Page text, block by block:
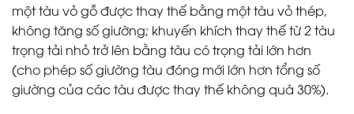
một tàu vỏ gỗ được thay thế bằng một tàu vỏ thép,
không tăng số giường; khuyến khích thay thế từ 2 tàu
trọng tải nhỏ trở lên bằng tàu có trọng tải lớn hơn
(cho phép số giường tàu đóng mới lớn hơn tổng số
giường của các tàu được thay thế không quá 30%).